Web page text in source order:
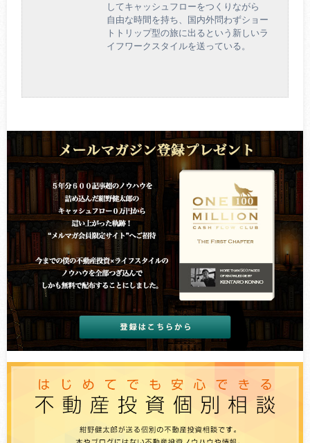
してキャッシュフローをつくりながら
自由な時間を持ち、国内外問わずショー
トトリップ型の旅に出るという新しいラ
イフワークスタイルを送っている。